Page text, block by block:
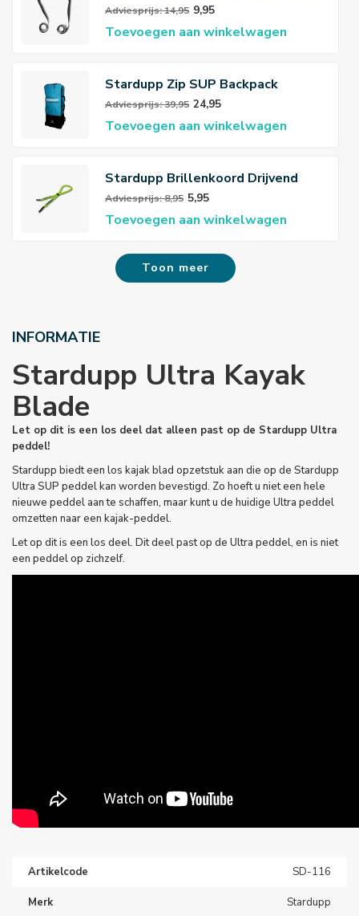
Adviesprijs: 14,95 9,95
Toevoegen aan winkelwagen
Stardupp Zip SUP Backpack
Adviesprijs: 39,95 24,95
Toevoegen aan winkelwagen
Stardupp Brillenkoord Drijvend
Adviesprijs: 8,95 5,95
Toevoegen aan winkelwagen
Toon meer
INFORMATIE
Stardupp Ultra Kayak
Blade
Let op dit is een los deel dat alleen past op de Stardupp Ultra
peddel!
Stardupp biedt een los kajak blad opzetstuk aan die op de Stardupp
Ultra SUP peddel kan worden bevestigd. Zo hoeft u niet een hele
nieuwe peddel aan te schaffen, maar kunt u de huidige Ultra peddel
omzetten naar een kajak-peddel.
Let op dit is een los deel. Dit deel past op de Ultra peddel, en is niet
een peddel op zichzelf.
Artikelcode SD-116
Merk Stardupp